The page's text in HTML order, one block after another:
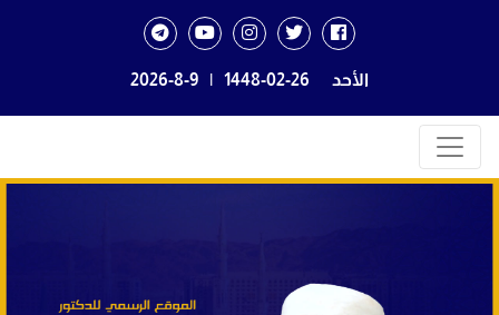
الأحد 1448-02-26
|
2026-8-9